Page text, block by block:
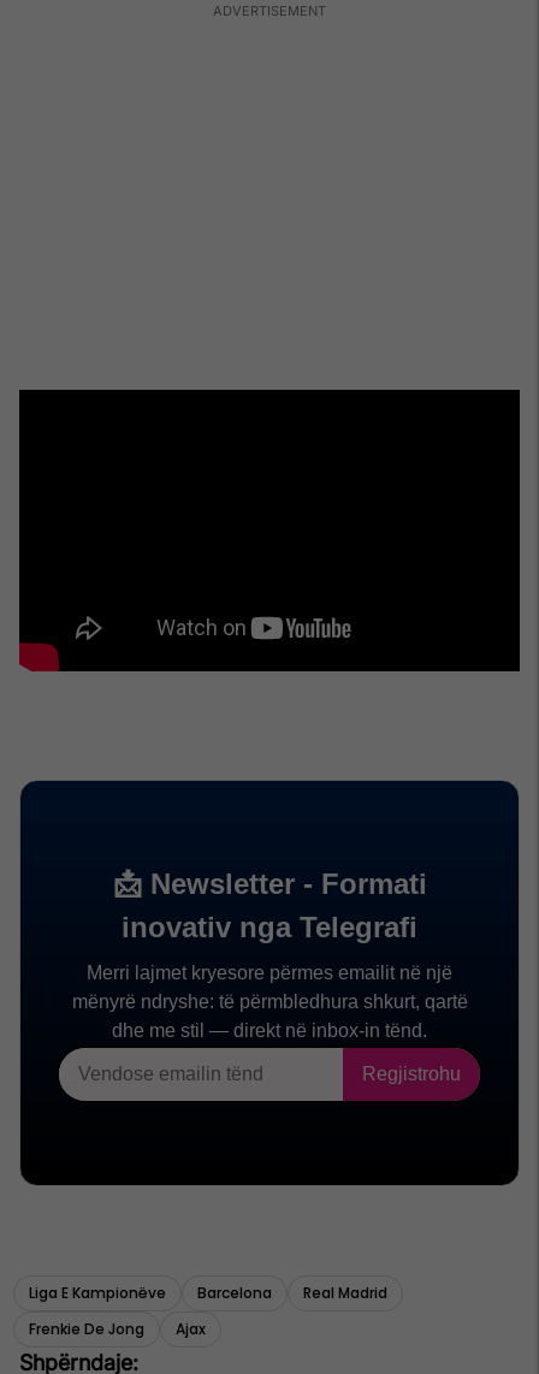
Liga E Kampionëve Barcelona
Real Madrid
Frenkie De Jong
Ajax